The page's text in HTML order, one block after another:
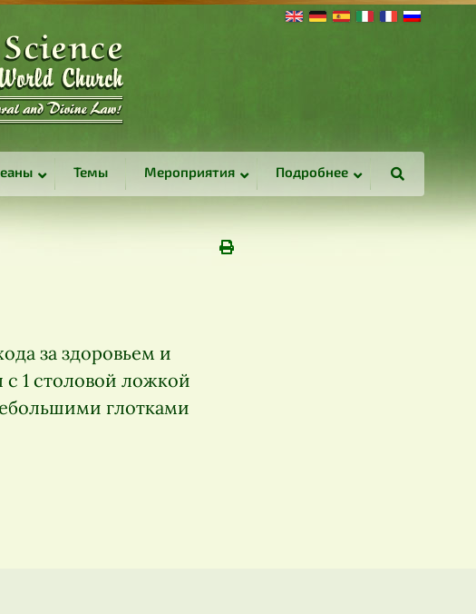
Темы Мероприятия Подробнее
за здоровьем и
1 столовой ложкой
глотками